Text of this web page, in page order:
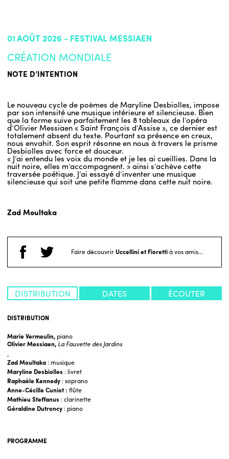
DISTRIBUTION
Marie Vermeulin, piano
Olivier Messiaen, La Fauvette des Jardins
Zad Moultaka : musique
Maryline Desbiolles : livret
Raphaële Kennedy : soprano
Anne-Cécille Cuniot : flûte
Mathieu Steffanus : clarinette
Géraldine Dutroncy : piano
PROGRAMME
01 AOÛT 2026 - FESTIVAL MESSIAEN
CRÉATION MONDIALE
NOTE D’INTENTION
Le nouveau cycle de poèmes de Maryline Desbiolles, impose
par son intensité une musique intérieure et silencieuse. Bien
que la forme suive parfaitement les 8 tableaux de l’opéra
d’Olivier Messiaen « Saint François d’Assise », ce dernier est
totalement absent du texte. Pourtant sa présence en creux,
nous envahit. Son esprit résonne en nous à travers le prisme
Desbiolles avec force et douceur.
« J’ai entendu les voix du monde et je les ai cueillies. Dans la
nuit noire, elles m’accompagnent. » ainsi s’achève cette
traversée poétique. J’ai essayé d’inventer une musique
silencieuse qui soit une petite flamme dans cette nuit noire.
Zad Moultaka
Faire découvrirUccellini et Fiorettià vos amis...
DISTRIBUTION DATES ÉCOUTER